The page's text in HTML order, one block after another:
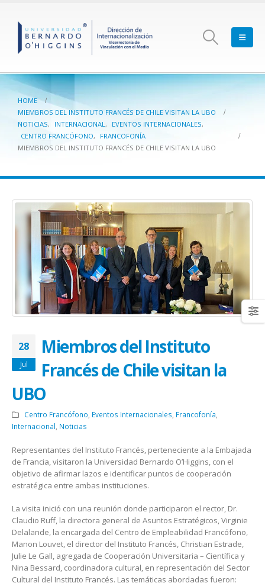
HOME
MIEMBROS DEL INSTITUTO FRANCÉS DE CHILE VISITAN LA UBO
NOTICIAS, INTERNACIONAL, EVENTOS INTERNACIONALES,
CENTRO FRANCÓFONO,
FRANCOFONÍA
MIEMBROS DEL INSTITUTO FRANCÉS DE CHILE VISITAN LA UBO
28
Jul
Miembros del Instituto
Francés de Chile visitan la
UBO
Centro Francófono, Eventos Internacionales, Francofonía,
Internacional, Noticias
Representantes del Instituto Francés, perteneciente a la Embajada
de Francia, visitaron la Universidad Bernardo O’Higgins, con el
objetivo de afirmar lazos e identificar puntos de cooperación
estratégica entre ambas instituciones.
La visita inició con una reunión donde participaron el rector, Dr.
Claudio Ruff, la directora general de Asuntos Estratégicos, Virginie
Delalande, ‪la encargada del Centro de Empleabilidad Francófono,
Manon Louvet, el director del Instituto Francés, Christian Estrade,
Julie Le Gall, agregada de Cooperación Universitaria – Científica y
Nina Bessard, coordinadora cultural, en representación del Sector
Cultural del Instituto Francés. Las temáticas abordadas fueron: